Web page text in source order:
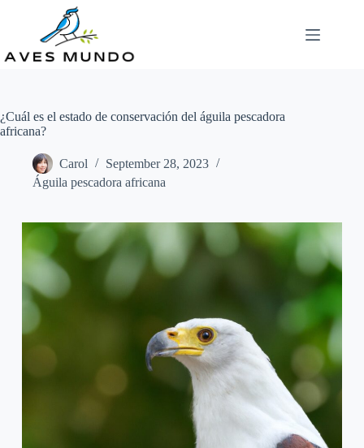
¿Cuál es el estado de conservación del águila pescadora
africana?
Carol
September 28, 2023
Águila pescadora africana